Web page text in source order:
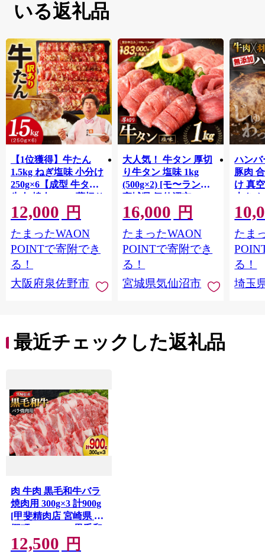
いる返礼品
【1位獲得】牛たん
1.5kg ねぎ塩味 小分け
250g×6【成型 牛タン
牛肉 焼肉 BBQ 薄切り
ぎゅうたん スライス
訳あり サイズ不揃
い】 G4721
12,000 円
たまったWAON
POINTで寄附でき
る！
大阪府泉佐野市
大人気！ 牛タン 厚切
り牛タン 塩味 1kg
(500g×2) [モ〜ランド
宮城県 気仙沼市
20564660] 肉 牛肉 精肉
牛たん 牛タン塩 牛た
ん塩 冷凍 焼肉 BBQ ア
ウトドア バーベキュ
ー 厚切り タン
16,000 円
たまったWAON
POINTで寄附でき
る！
宮城県気仙沼市
ハンバ
豚肉
け 真
大き
保存
淡路島
ポーク
き肉
ず 惣
まみ
んのお
たま
る！
埼玉
最近チェックした返礼品
肉 牛肉 黒毛和牛バラ
焼肉用 300g×3 計900g
[甲斐精肉店 宮崎県 美
郷町 31as0123] 黒毛和
牛 小分け 冷凍 牛バラ
バラ 切り落し
12,500 円